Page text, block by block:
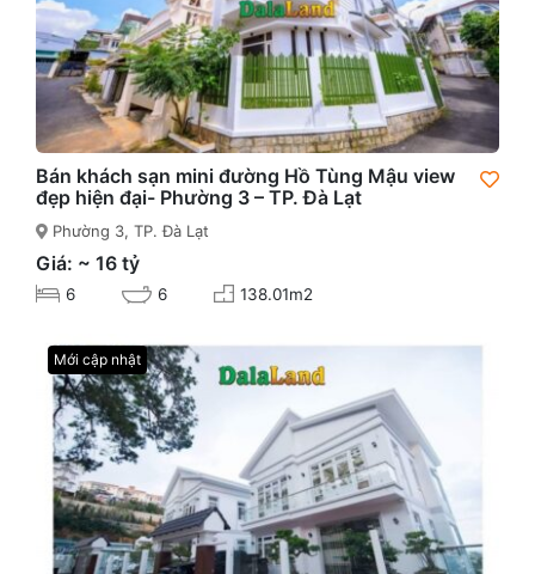
Bán khách sạn mini đường Hồ Tùng Mậu view
đẹp hiện đại- Phường 3 – TP. Đà Lạt
Phường 3, TP. Đà Lạt
Giá: ~ 16 tỷ
6 6 138.01m2
Mới cập nhật